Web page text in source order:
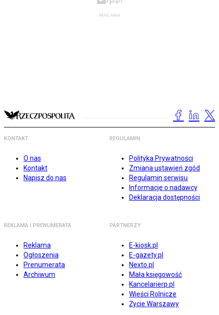
KONTAKT
O nas
Kontakt
Napisz do nas
REGULAMIN
Polityka Prywatności
Zmiana ustawień zgód
Regulamin serwisu
Informacje o nadawcy
Deklaracja dostępności
REKLAMA I PRENUMERATA
Reklama
Ogłoszenia
Prenumerata
Archiwum
PARTNERZY
E-kiosk.pl
E-gazety.pl
Nexto.pl
Mała księgowość
Kancelarierp.pl
Wieści Rolnicze
Życie Warszawy